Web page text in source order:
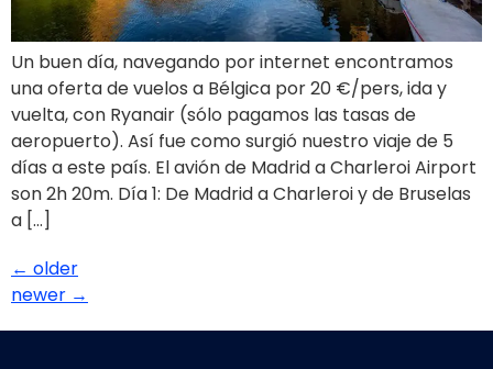
Un buen día, navegando por internet encontramos
una oferta de vuelos a Bélgica por 20 €/pers, ida y
vuelta, con Ryanair (sólo pagamos las tasas de
aeropuerto). Así fue como surgió nuestro viaje de 5
días a este país. El avión de Madrid a Charleroi Airport
son 2h 20m. Día 1: De Madrid a Charleroi y de Bruselas
a […]
← older
newer →